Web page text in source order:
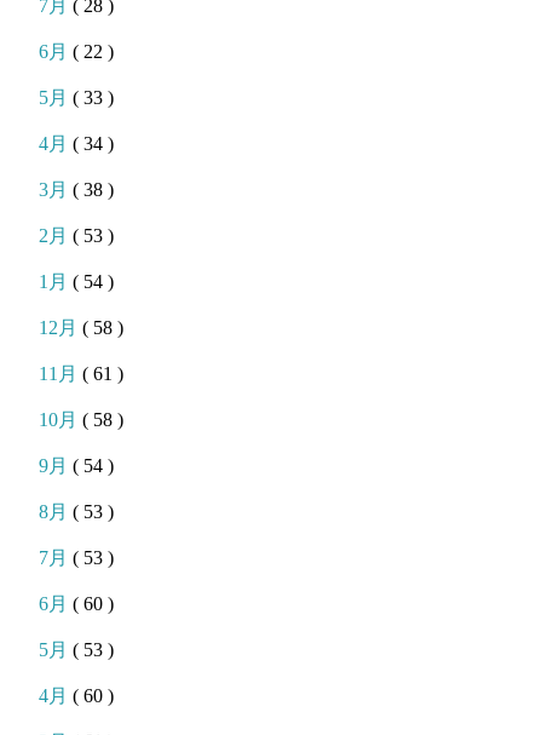
7月( 28 )
6月( 22 )
5月( 33 )
4月( 34 )
3月( 38 )
2月( 53 )
1月( 54 )
12月( 58 )
11月( 61 )
10月( 58 )
9月( 54 )
8月( 53 )
7月( 53 )
6月( 60 )
5月( 53 )
4月( 60 )